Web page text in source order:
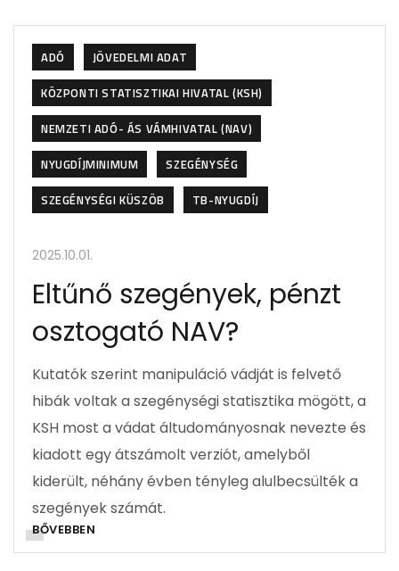
ADÓ
JÖVEDELMI ADAT
KÖZPONTI STATISZTIKAI HIVATAL (KSH)
NEMZETI ADÓ- ÁS VÁMHIVATAL (NAV)
NYUGDÍJMINIMUM
SZEGÉNYSÉG
SZEGÉNYSÉGI KÜSZÖB
TB-NYUGDÍJ
2025.10.01.
Eltűnő szegények, pénzt
osztogató NAV?
Kutatók szerint manipuláció vádját is felvető
hibák voltak a szegénységi statisztika mögött, a
KSH most a vádat áltudományosnak nevezte és
kiadott egy átszámolt verziót, amelyből
kiderült, néhány évben tényleg alulbecsülték a
szegények számát.
BŐVEBBEN